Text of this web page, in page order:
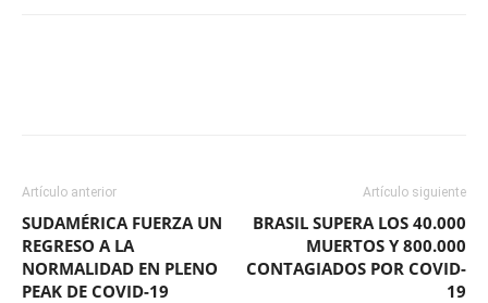
Artículo anterior
SUDAMÉRICA FUERZA UN
REGRESO A LA
NORMALIDAD EN PLENO
PEAK DE COVID-19
Artículo siguiente
BRASIL SUPERA LOS 40.000
MUERTOS Y 800.000
CONTAGIADOS POR COVID-
19